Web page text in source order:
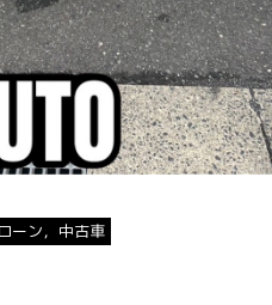
ーン，中古車